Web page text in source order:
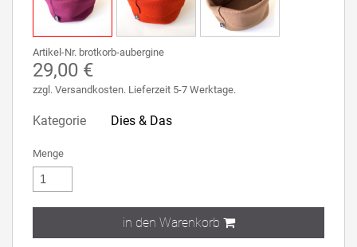
Artikel-Nr. brotkorb-aubergine
29,00 €
zzgl. Versandkosten. Lieferzeit 5-7 Werktage.
Kategorie Dies & Das
Menge
in den Warenkorb